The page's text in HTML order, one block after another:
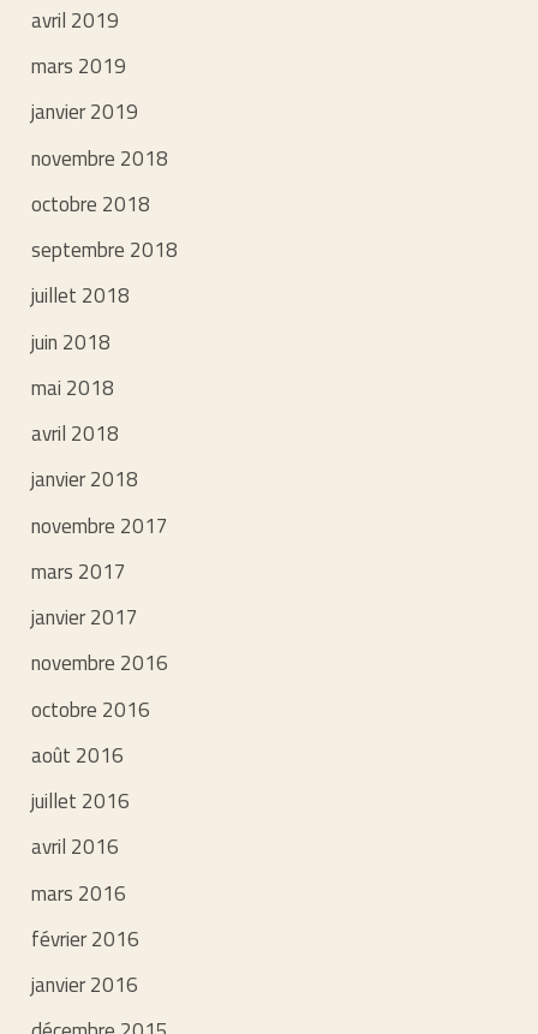
avril 2019
mars 2019
janvier 2019
novembre 2018
octobre 2018
septembre 2018
juillet 2018
juin 2018
mai 2018
avril 2018
janvier 2018
novembre 2017
mars 2017
janvier 2017
novembre 2016
octobre 2016
août 2016
juillet 2016
avril 2016
mars 2016
février 2016
janvier 2016